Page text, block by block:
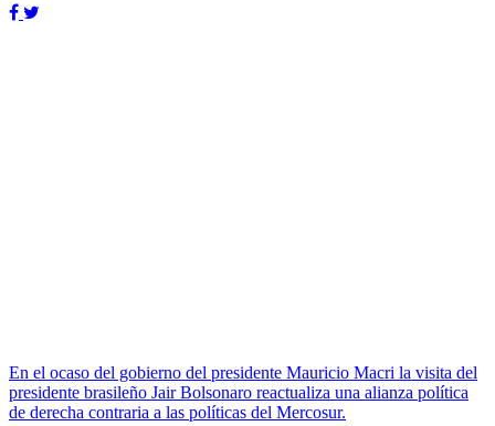
En el ocaso del gobierno del presidente Mauricio Macri la visita del
presidente brasileño Jair Bolsonaro reactualiza una alianza política
de derecha contraria a las políticas del Mercosur.